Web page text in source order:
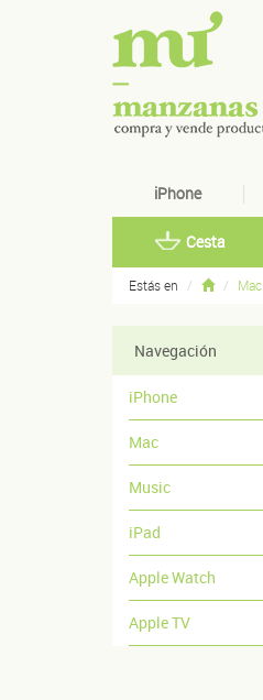
iPhone
Cesta
Estás en Mac
Navegación
iPhone
Mac
Music
iPad
Apple Watch
Apple TV